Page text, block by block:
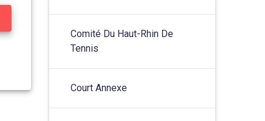
Comité Du Haut-Rhin De
Tennis
Court Annexe